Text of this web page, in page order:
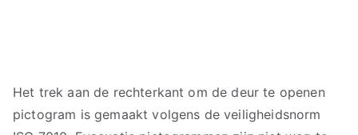
Het trek aan de rechterkant om de deur te openen
pictogram is gemaakt volgens de veiligheidsnorm